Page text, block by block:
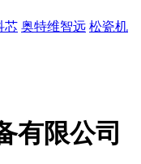
芯 奥特维智远 松瓷机
有限公司